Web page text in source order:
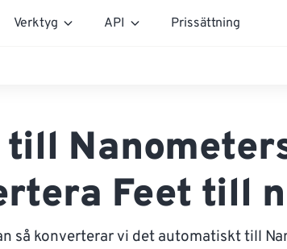
Verktyg API Prissättning
till
Feet till
så konverterar vi det automatiskt till